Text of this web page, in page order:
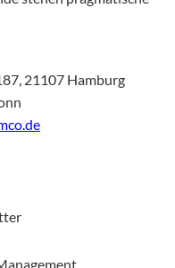
21107 Hamburg